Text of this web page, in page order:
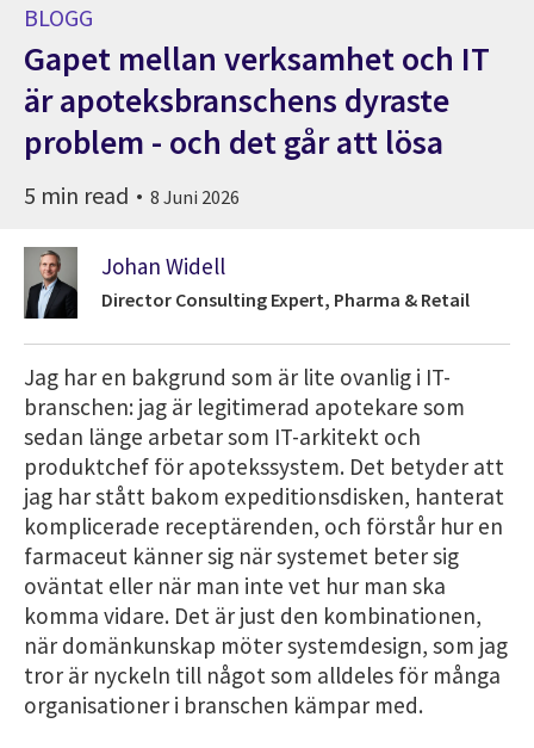
BLOGG
Gapet mellan verksamhet och IT
är apoteksbranschens dyraste
problem - och det går att lösa
5 min read 8 Juni 2026
Johan Widell
Director Consulting Expert, Pharma & Retail
Jag har en bakgrund som är lite ovanlig i IT-
branschen: jag är legitimerad apotekare som
sedan länge arbetar som IT-arkitekt och
produktchef för apotekssystem. Det betyder att
jag har stått bakom expeditionsdisken, hanterat
komplicerade receptärenden, och förstår hur en
farmaceut känner sig när systemet beter sig
oväntat eller när man inte vet hur man ska
komma vidare. Det är just den kombinationen,
när domänkunskap möter systemdesign, som jag
tror är nyckeln till något som alldeles för många
organisationer i branschen kämpar med.